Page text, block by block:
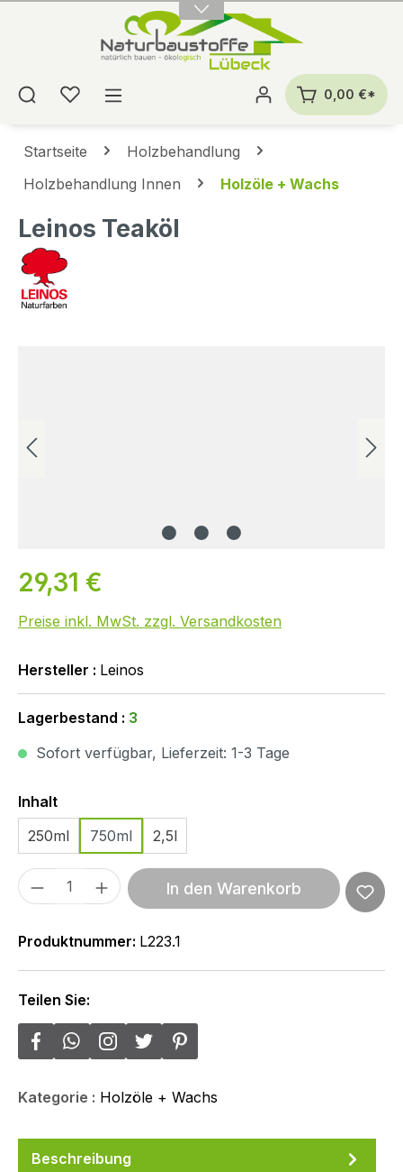
0,00 €*
Startseite
Holzbehandlung
Holzbehandlung Innen
Holzöle + Wachs
Leinos Teaköl
29,31 €
Preise inkl. MwSt. zzgl. Versandkosten
Hersteller : Leinos
Lagerbestand : 3
Sofort verfügbar, Lieferzeit: 1-3 Tage
InhaltAuswählen
250ml
750ml 2,5l
Produkt Anzahl: Gib den gewünschten
In den Warenkorb
Produktnummer: L223.1
Teilen Sie:
Kategorie : Holzöle + Wachs
Beschreibung